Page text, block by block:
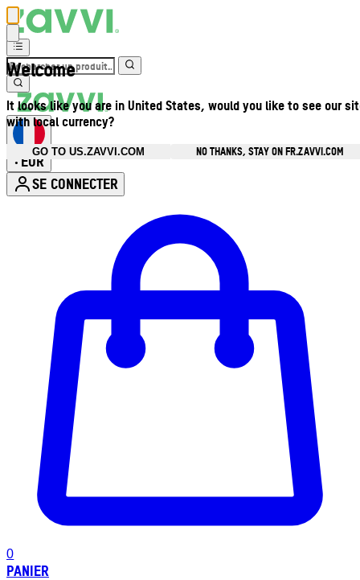
Welcome
It looks like you are in United States, would you like to see our
with local currency?
GO TO US.ZAVVI.COM
NO THANKS, STAY ON FR.ZAVVI.COM
• EUR
SE CONNECTER
0
PANIER